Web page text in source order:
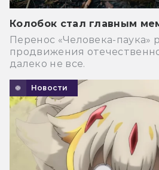
Колобок стал главным
Перенос «Человека-паука»
продвижения
далеко не все.
Новости